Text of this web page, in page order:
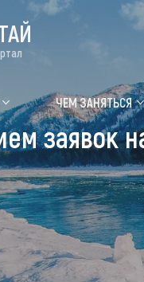
ЧЕМ ЗАНЯТЬСЯ
заявок